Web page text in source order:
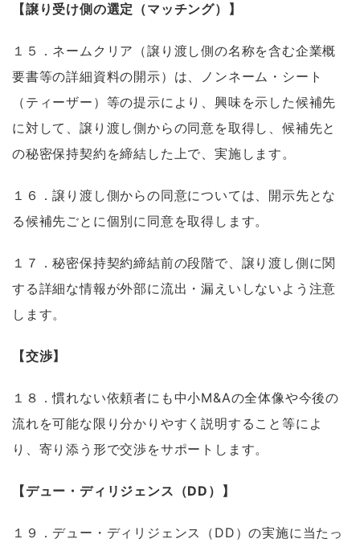
【譲り受け側の選定（マッチング）】
１５．ネームクリア（譲り渡し側の名称を含む企業概
要書等の詳細資料の開示）は、ノンネーム・シート
（ティーザー）等の提示により、興味を示した候補先
に対して、譲り渡し側からの同意を取得し、候補先と
の秘密保持契約を締結した上で、実施します。
１６．譲り渡し側からの同意については、開示先とな
る候補先ごとに個別に同意を取得します。
１７．秘密保持契約締結前の段階で、譲り渡し側に関
する詳細な情報が外部に流出・漏えいしないよう注意
します。
【交渉】
１８．慣れない依頼者にも中小M&Aの全体像や今後の
流れを可能な限り分かりやすく説明すること等によ
り、寄り添う形で交渉をサポートします。
【デュー・ディリジェンス（DD）】
１９．デュー・ディリジェンス（DD）の実施に当たっ